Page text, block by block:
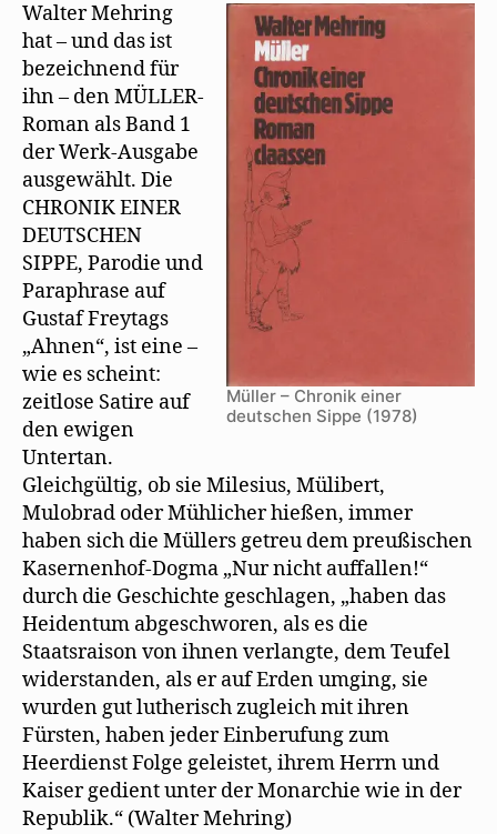
Müller – Chronik einer
deutschen Sippe (1978)
Walter Mehring
hat – und das ist
bezeichnend für
ihn – den MÜLLER-
Roman als Band 1
der Werk-Ausgabe
ausgewählt. Die
CHRONIK EINER
DEUTSCHEN
SIPPE, Parodie und
Paraphrase auf
Gustaf Freytags
„Ahnen“, ist eine –
wie es scheint:
zeitlose Satire auf
den ewigen
Untertan.
Gleichgültig, ob sie Milesius, Mülibert,
Mulobrad oder Mühlicher hießen, immer
haben sich die Müllers getreu dem preußischen
Kasernenhof-Dogma „Nur nicht auffallen!“
durch die Geschichte geschlagen, „haben das
Heidentum abgeschworen, als es die
Staatsraison von ihnen verlangte, dem Teufel
widerstanden, als er auf Erden umging, sie
wurden gut lutherisch zugleich mit ihren
Fürsten, haben jeder Einberufung zum
Heerdienst Folge geleistet, ihrem Herrn und
Kaiser gedient unter der Monarchie wie in der
Republik.“ (Walter Mehring)